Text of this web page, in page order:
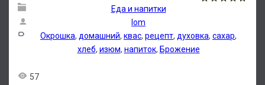
Еда и напитки
lom
Окрошка, домашний, квас, рецепт, духовка, сахар,
хлеб, изюм, напиток, Брожение
57